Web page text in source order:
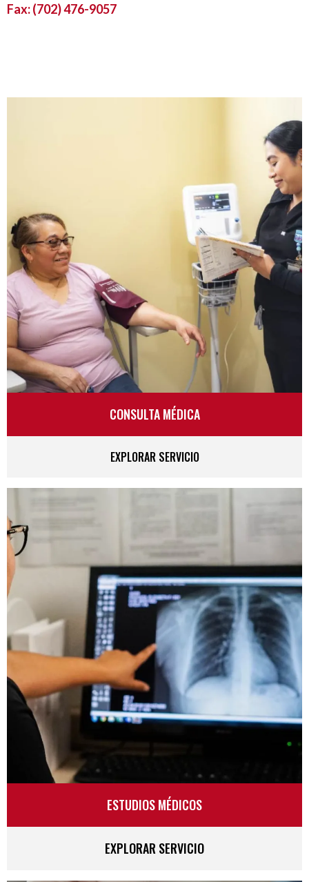
Fax: (702) 476-9057
CONSULTA MÉDICA
EXPLORAR SERVICIO
ESTUDIOS MÉDICOS
EXPLORAR SERVICIO